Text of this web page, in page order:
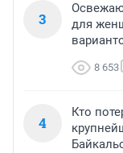
3
для
8 653
4
Кто